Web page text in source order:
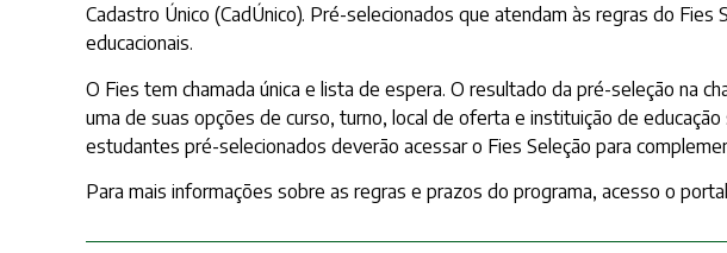
Cadastro Único (CadÚnico). Pré-selecionados que atendam às regras do
educacionais.
O Fies tem chamada única e lista de espera. O resultado da pré-seleção na
uma de suas opções de curso, turno, local de oferta e instituição de
estudantes pré-selecionados deverão acessar o Fies Seleção para
Para mais informações sobre as regras e prazos do programa, acesso o